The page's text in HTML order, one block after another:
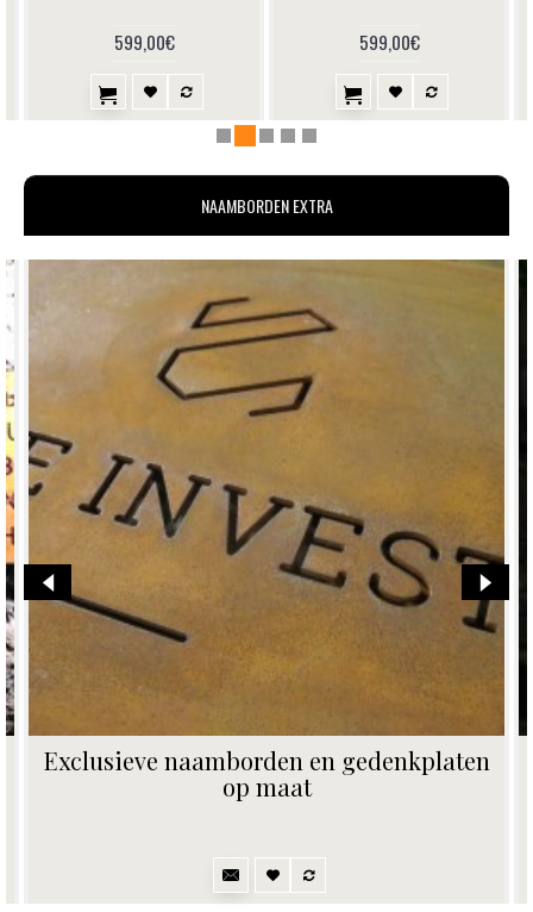
599,00€ 599,00€
NAAMBORDEN EXTRA
Vervangplaatje voor naambord met 5
naamplaatjes en zwarte achtergrond